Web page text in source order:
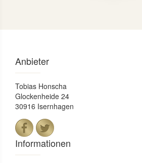
Anbieter
Tobias Honscha
Glockenheide 24
30916 Isernhagen
Informationen